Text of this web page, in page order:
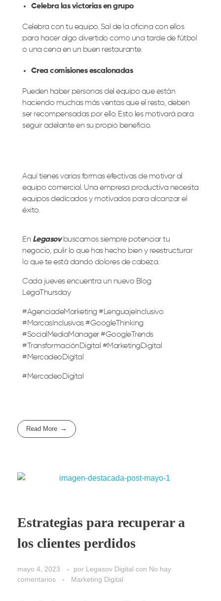
Celebra las victorias en grupo
Celebra con tu equipo. Sal de la oficina con ellos
para hacer algo divertido como una tarde de fútbol
o una cena en un buen restaurante.
Crea comisiones escalonadas
Pueden haber personas del equipo que están
haciendo muchas más ventas que el resto, deben
ser recompensadas por ello. Esto les motivará para
seguir adelante en su propio beneficio.
Aquí tienes varias formas efectivas de motivar al
equipo comercial. Una empresa productiva necesita
equipos dedicados y motivados para alcanzar el
éxito.
En Legasovbuscamos siempre potenciar tu
negocio, pulir lo que has hecho bien y reestructurar
lo que te está dando dolores de cabeza.
Cada jueves encuentra un nuevo Blog
LegaThursday
#AgenciadeMarketing #LenguajeInclusivo
#MarcasInclusivas #GoogleThinking
#SocialMediaManager #GoogleTrends
#TransformaciónDigital #MarketingDigital
#MercadeoDigital
#MercadeoDigital
Read More
Estrategias para recuperar a
los clientes perdidos
mayo 4, 2023 por Legasov Digital con No hay
comentarios
Marketing Digital